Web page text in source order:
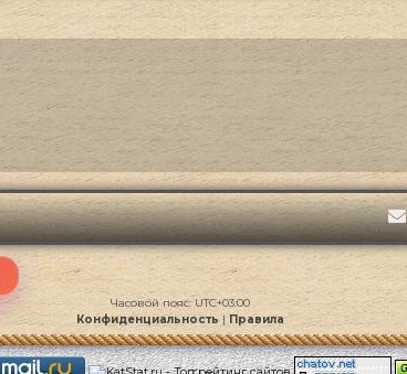
Часовой пояс:UTC+03:00
Конфиденциальность |Правила